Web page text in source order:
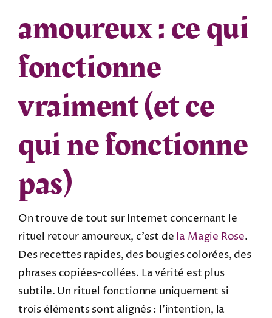
amoureux : ce qui
fonctionne
vraiment (et ce
qui ne fonctionne
pas)
On trouve de tout sur Internet concernant le
rituel retour amoureux, c’est de la Magie Rose.
Des recettes rapides, des bougies colorées, des
phrases copiées-collées. La vérité est plus
subtile. Un rituel fonctionne uniquement si
trois éléments sont alignés : l’intention, la